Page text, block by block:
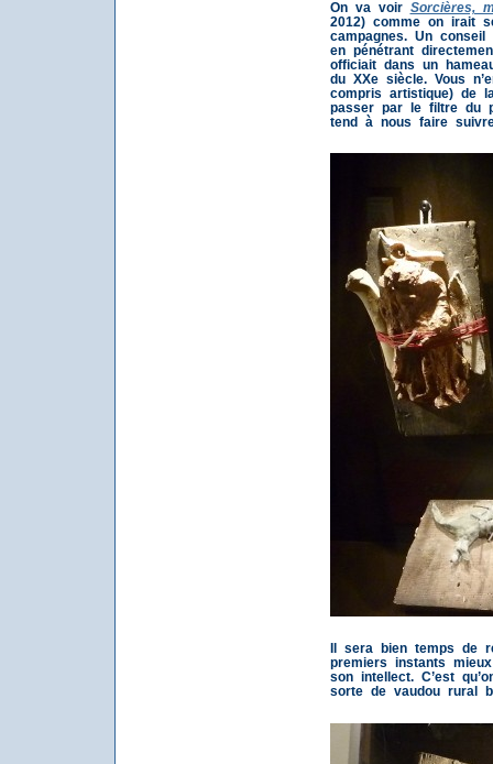
On va voir Sorcières,
2012) comme on irait
campagnes. Un
en pénétrant
officiait dans un
du XXe siècle. Vous
compris artistique) de
passer par le filtre du
tend à nous faire
Il sera bien temps de
premiers instants
son intellect. C’est
sorte de vaudou rural